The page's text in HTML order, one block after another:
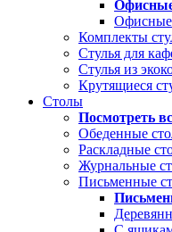
Офисные
Комплекты
Стулья для
Стулья из
Крутящиеся
Столы
Посмотреть
Обеденные
Раскладные
Журнальные
Письменные